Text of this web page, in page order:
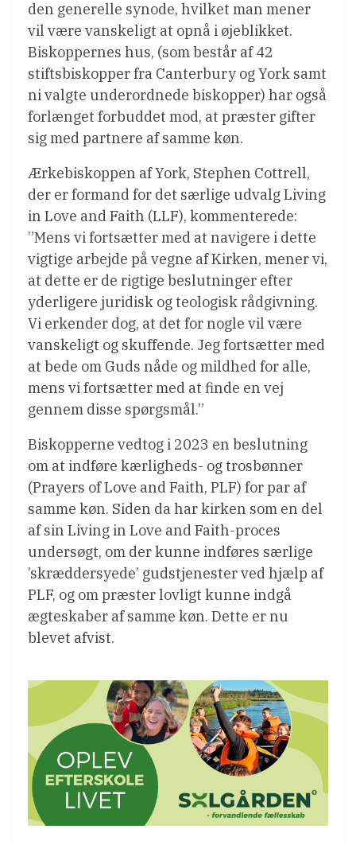
den generelle synode, hvilket man mener
vil være vanskeligt at opnå i øjeblikket.
Biskoppernes hus, (som består af 42
stiftsbiskopper fra Canterbury og York samt
ni valgte underordnede biskopper) har også
forlænget forbuddet mod, at præster gifter
sig med partnere af samme køn.
Ærkebiskoppen af ​​York, Stephen Cottrell,
der er formand for det særlige udvalg Living
in Love and Faith (LLF), kommenterede:
”Mens vi fortsætter med at navigere i dette
vigtige arbejde på vegne af Kirken, mener vi,
at dette er de rigtige beslutninger efter
yderligere juridisk og teologisk rådgivning.
Vi erkender dog, at det for nogle vil være
vanskeligt og skuffende. Jeg fortsætter med
at bede om Guds nåde og mildhed for alle,
mens vi fortsætter med at finde en vej
gennem disse spørgsmål.”
Biskopperne vedtog i 2023 en beslutning
om at indføre kærligheds- og trosbønner
(Prayers of Love and Faith, PLF) for par af
samme køn. Siden da har kirken som en del
af sin Living in Love and Faith-proces
undersøgt, om der kunne indføres særlige
’skræddersyede’ gudstjenester ved hjælp af
PLF, og om præster lovligt kunne indgå
ægteskaber af samme køn. Dette er nu
blevet afvist.